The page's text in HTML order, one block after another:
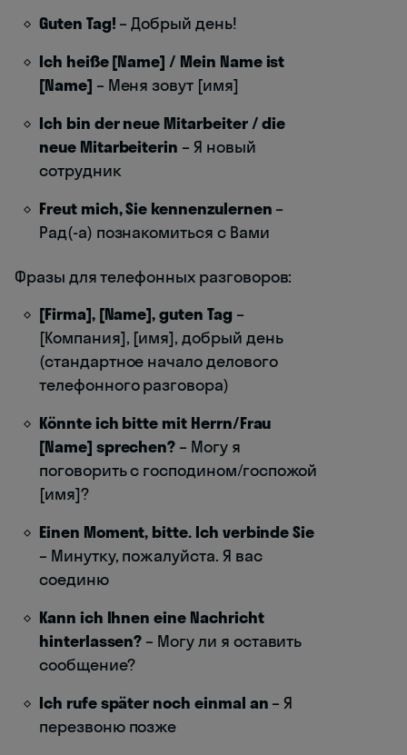
Guten Tag! – Добрый день!
Ich heiße [Name] / Mein Name ist
[Name] – Меня зовут [имя]
Ich bin der neue Mitarbeiter / die
neue Mitarbeiterin – Я новый
сотрудник
Freut mich, Sie kennenzulernen –
Рад(-а) познакомиться с Вами
Фразы для телефонных разговоров:
[Firma], [Name], guten Tag –
[Компания], [имя], добрый день
(стандартное начало делового
телефонного разговора)
Könnte ich bitte mit Herrn/Frau
[Name] sprechen? – Могу я
поговорить с господином/госпожой
[имя]?
Einen Moment, bitte. Ich verbinde Sie
– Минутку, пожалуйста. Я вас
соединю
Kann ich Ihnen eine Nachricht
hinterlassen? – Могу ли я оставить
сообщение?
Ich rufe später noch einmal an – Я
перезвоню позже